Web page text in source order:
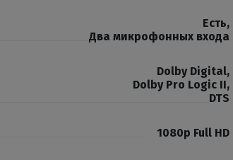
Есть,
Два микрофонных входа
Dolby Digital,
Dolby Pro Logic II,
DTS
1080p Full HD